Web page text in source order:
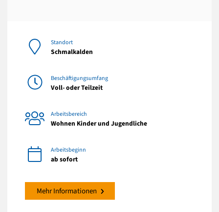
Standort
Schmalkalden
Beschäftigungsumfang
Voll- oder Teilzeit
Arbeitsbereich
Wohnen Kinder und Jugendliche
Arbeitsbeginn
ab sofort
Mehr Informationen